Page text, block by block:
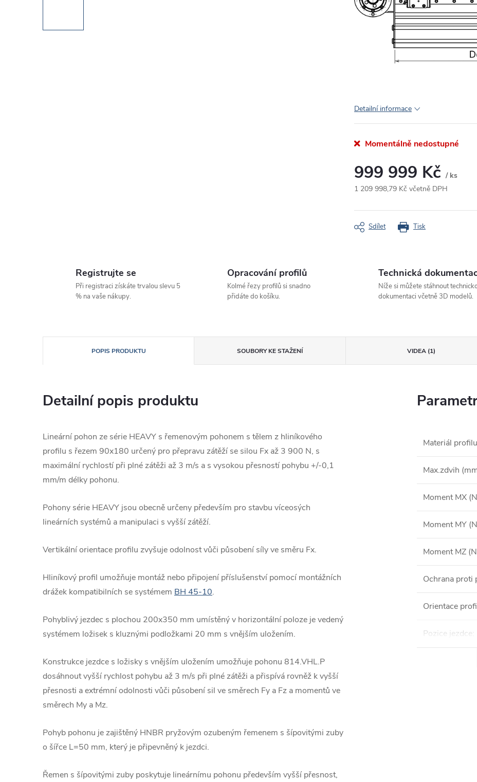
Detailní informace
Momentálně nedostupné
999 999 Kč / ks
1 209 998,79 Kč včetně DPH
cena:
Tisk
Sdílet
Registrujte se
Při registraci získáte trvalou slevu 5
% na vaše nákupy.
Opracování profilů
Kolmé řezy profilů si snadno
přidáte do košíku.
Technická
Níže si můžete stáhnout
dokumentaci včetně 3D modelů.
POPIS PRODUKTU SOUBORY KE STAŽENÍ VIDEA (1)
Detailní popis produktu
Lineární pohon ze série HEAVY s řemenovým pohonem s tělem z hliníkového
profilu s řezem 90x180 určený pro přepravu zátěží se silou Fx až 3 900 N, s
maximální rychlostí při plné zátěži až 3 m/s a s vysokou přesností pohybu +/-0,1
mm/m délky pohonu.
Pohony série HEAVY jsou obecně určeny především pro stavbu víceosých
lineárních systémů a manipulaci s vyšší zátěží.
Vertikální orientace profilu zvyšuje odolnost vůči působení síly ve směru Fx.
Hliníkový profil umožňuje montáž nebo připojení příslušenství pomocí montážních
drážek kompatibilních se systémem BH 45-10.
Pohyblivý jezdec s plochou 200x350 mm umístěný v horizontální poloze je vedený
systémem ložisek s kluznými podložkami 20 mm s vnějším uložením.
Konstrukce jezdce s ložisky s vnějším uložením umožňuje pohonu 814.VHL.P
dosáhnout vyšší rychlost pohybu až 3 m/s při plné zátěži a přispívá rovněž k vyšší
přesnosti a extrémní odolnosti vůči působení sil ve směrech Fy a Fz a momentů ve
směrech My a Mz.
Pohyb pohonu je zajištěný HNBR pryžovým ozubeným řemenem s šípovitými zuby
o šířce L=50 mm, který je připevněný k jezdci.
Řemen s šípovitými zuby poskytuje lineárnímu pohonu především vyšší přesnost,
Materiál profilu
Max.zdvih
Moment MX
Moment MY
Moment MZ
Ochrana proti
Orientace
Pozice jezdce: